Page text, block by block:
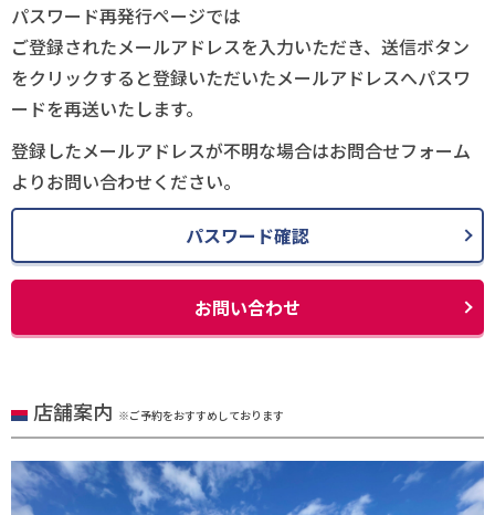
パスワード再発行ページでは
ご登録されたメールアドレスを入力いただき、送信ボタン
をクリックすると登録いただいたメールアドレスへパスワ
ードを再送いたします。
登録したメールアドレスが不明な場合はお問合せフォーム
よりお問い合わせください。
パスワード確認
お問い合わせ
店舗案内 ※ご予約をおすすめしております